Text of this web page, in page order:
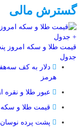
گسترش مالی
جدول
دلار به کف
هرمز
عبور طلا و
قیمت طلا و سکه
پشت پرده نوسان ۴۴ هزار تومانی دلار در چند ماه